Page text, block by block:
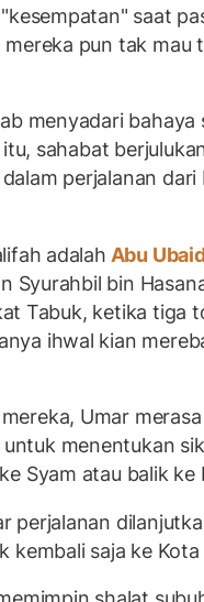
saat
pun tak mau
menyadari bahaya
sahabat
perjalanan dari
adalah Abu
Syurahbil bin
Tabuk, ketika tiga
ihwal kian
Umar
menentukan
Syam atau balik ke
perjalanan
kembali saja ke Kota